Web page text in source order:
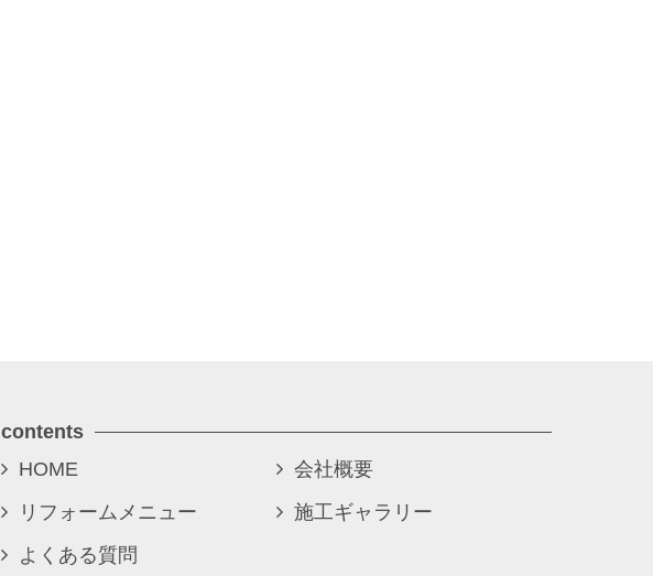
contents
HOME
会社概要
リフォームメニュー
施工ギャラリー
よくある質問